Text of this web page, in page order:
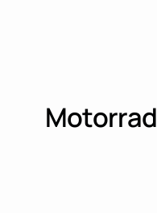
Motorrad